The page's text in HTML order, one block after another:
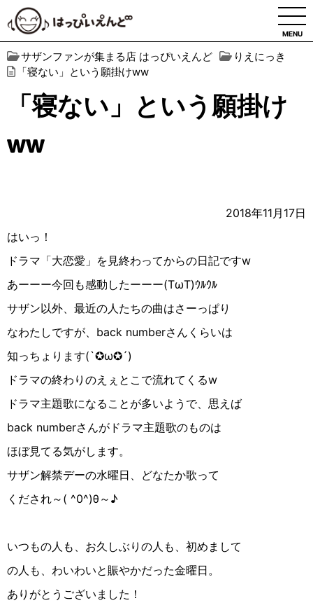
MENU
サザンファンが集まる店 はっぴいえんど
りえにっき
「寝ない」という願掛けww
「寝ない」という願掛け
ww
2018年11月17日
はいっ！
ドラマ「大恋愛」を見終わってからの日記ですw
あーーー今回も感動したーーー(TωT)ｳﾙｳﾙ
サザン以外、最近の人たちの曲はさーっぱり
なわたしですが、back numberさんくらいは
知っちょります(`✪︎ω✪︎´)
ドラマの終わりのえぇとこで流れてくるw
ドラマ主題歌になることが多いようで、思えば
back numberさんがドラマ主題歌のものは
ほぼ見てる気がします。
サザン解禁デーの水曜日、どなたか歌って
くだされ～( ^0^)θ～♪
いつもの人も、お久しぶりの人も、初めまして
の人も、わいわいと賑やかだった金曜日。
ありがとうございました！